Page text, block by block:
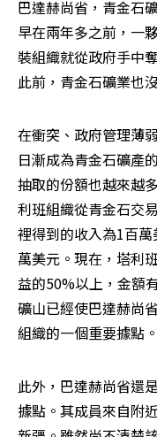
巴達赫尚省，青金石
早在兩年多之前，一
裝組織就從政府手中
此前，青金石礦業也
在衝突、政府管理薄
日漸成為青金石礦產
抽取的份額也越來越
利班組織從青金石交
裡得到的收入為1百
萬美元。現在，塔利
益的50%以上，金額
礦山已經使巴達赫尚
組織的一個重要據點。
此外，巴達赫尚省還
據點。其成員來自附